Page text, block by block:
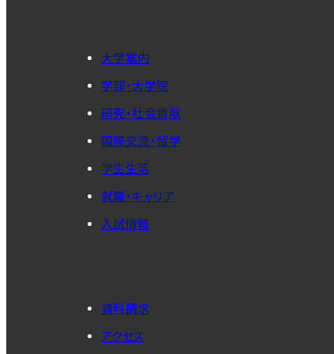
大学案内
学部・大学院
研究・社会貢献
国際交流・留学
学生生活
就職・キャリア
入試情報
資料請求
アクセス